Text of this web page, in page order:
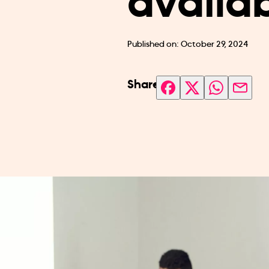
Published on: October 29, 2024
Share